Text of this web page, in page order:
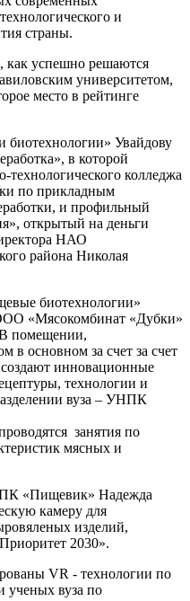
и
страны.
как успешно решаются
университетом,
место в рейтинге
биотехнологии» Увайдову
в которой
технологического колледжа
по прикладным
и профильный
открытый на деньги
НАО
района Николая
биотехнологии»
«Мясокомбинат «Дубки»
помещении,
в основном за счет за счет
инновационные
технологии и
вуза – УНПК
занятия по
мясных и
«Пищевик» Надежда
камеру для
изделий,
2030».
VR - технологии по
ученых вуза по